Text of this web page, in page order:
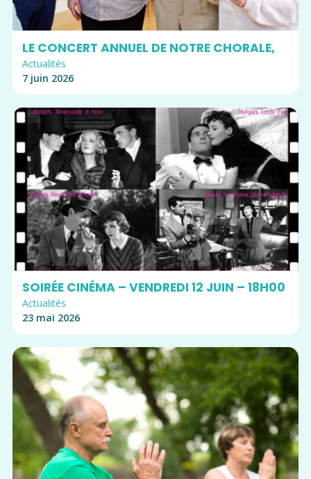
LE CONCERT ANNUEL DE NOTRE CHORALE,
Actualités
7 juin 2026
SOIRÉE CINÉMA – VENDREDI 12 JUIN – 18H00
Actualités
23 mai 2026